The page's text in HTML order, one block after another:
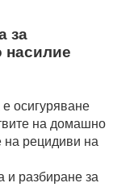
за
осигуряване
на домашно
на рецидиви на
и разбиране за